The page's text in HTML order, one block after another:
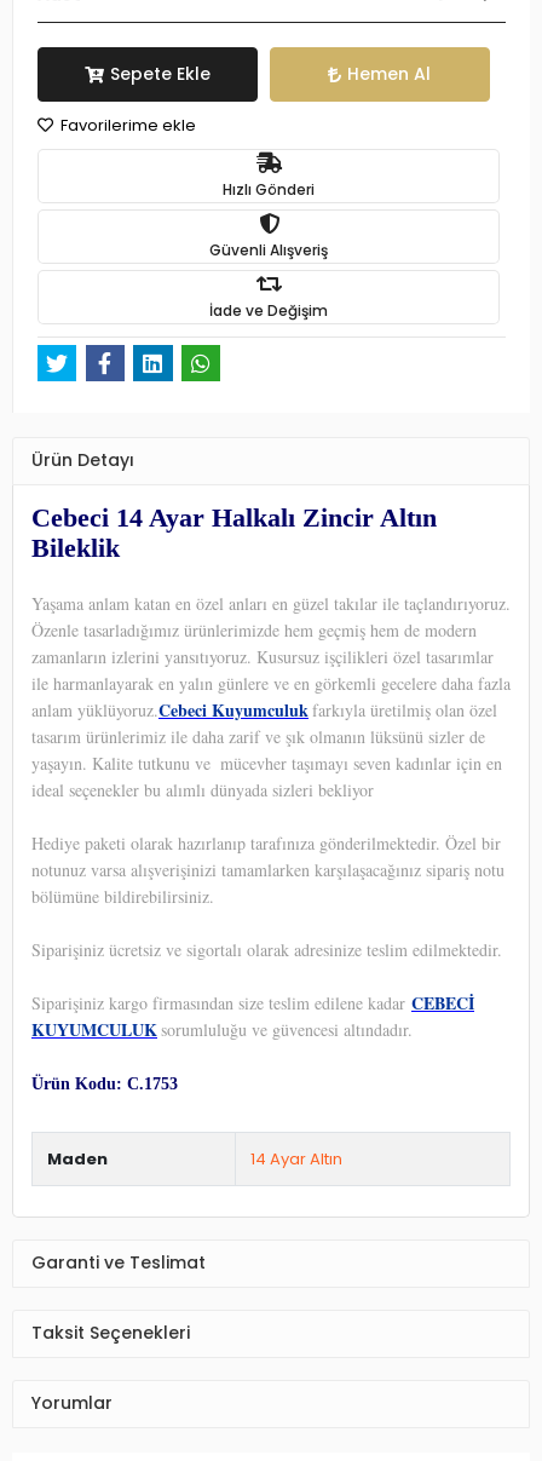
Sepete Ekle Hemen Al
Favorilerime ekle
Hızlı Gönderi
Güvenli Alışveriş
İade ve Değişim
Ürün Detayı
Cebeci 14 Ayar Halkalı Zincir Altın
Bileklik
Yaşama anlam katan en özel anları en güzel takılar ile taçlandırıyoruz.
Özenle tasarladığımız ürünlerimizde hem geçmiş hem de modern
zamanların izlerini yansıtıyoruz. Kusursuz işçilikleri özel tasarımlar
ile harmanlayarak en yalın günlere ve en görkemli gecelere daha fazla
anlam yüklüyoruz.Cebeci Kuyumculukfarkıyla üretilmiş olan özel
tasarım ürünlerimiz ile daha zarif ve şık olmanın lüksünü sizler de
yaşayın. Kalite tutkunu ve mücevher taşımayı seven kadınlar için en
ideal seçenekler bu alımlı dünyada sizleri bekliyor
Hediye paketi olarak hazırlanıp tarafınıza gönderilmektedir. Özel bir
notunuz varsa alışverişinizi tamamlarken karşılaşacağınız sipariş notu
bölümüne bildirebilirsiniz.
Siparişiniz ücretsiz ve sigortalı olarak adresinize teslim edilmektedir.
Siparişiniz kargo firmasından size teslim edilene kadar CEBECİ
KUYUMCULUKsorumluluğu ve güvencesi altındadır.
Ürün Kodu: C.1753
Maden 14 Ayar Altın
Garanti ve Teslimat
Taksit Seçenekleri
Yorumlar